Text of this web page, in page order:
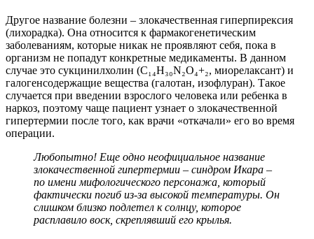
Другое название болезни – злокачественная гиперпирексия
(лихорадка). Она относится к фармакогенетическим
заболеваниям, которые никак не проявляют себя, пока в
организм не попадут конкретные медикаменты. В данном
случае это сукцинилхолин (C₁₄H₃₀N₂O₄+₂, миорелаксант) и
галогенсодержащие вещества (галотан, изофлуран). Такое
случается при введении взрослого человека или ребенка в
наркоз, поэтому чаще пациент узнает о злокачественной
гипертермии после того, как врачи «откачали» его во время
операции.
Любопытно! Еще одно неофициальное название
злокачественной гипертермии – синдром Икара –
по имени мифологического персонажа, который
фактически погиб из-за высокой температуры. Он
слишком близко подлетел к солнцу, которое
расплавило воск, скреплявший его крылья.